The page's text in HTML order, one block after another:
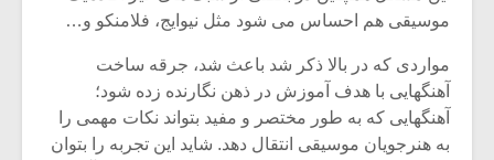
موسیقی هم احساس می شود مثل نیوایج، فلامنکو و…
مواردی که در بالا ذکر شد باعث شد، جرقه ساخت
آهنگهایی با هدف آموزش در ذهن نگارنده زده شود؛
آهنگهایی که به طور مختصر و مفید بتواند نکات مهمی را
به هنرجویان موسیقی انتقال دهد. شاید این تجربه را بتوان
متن فیلم «متری
شیش و نیم»
اگر نمی توانی
مشهورترین باشی،
بدنام ترین باش
موسیقی